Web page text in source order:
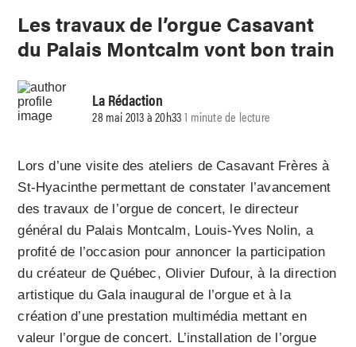
Les travaux de l’orgue Casavant
du Palais Montcalm vont bon train
La Rédaction
28 mai 2013 à 20h331 minute de lecture
Lors d’une visite des ateliers de Casavant Frères à
St-Hyacinthe permettant de constater l’avancement
des travaux de l’orgue de concert, le directeur
général du Palais Montcalm, Louis-Yves Nolin, a
profité de l’occasion pour annoncer la participation
du créateur de Québec, Olivier Dufour, à la direction
artistique du Gala inaugural de l’orgue et à la
création d’une prestation multimédia mettant en
valeur l’orgue de concert. L’installation de l’orgue